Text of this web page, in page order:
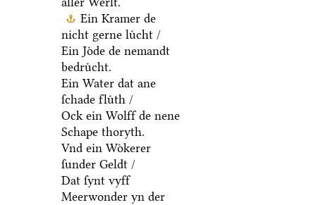
Ein Kramer de
nicht gerne luͤcht /
Ein Joͤde de nemandt
bedruͤcht.
Ein Water dat ane
ſchade fluͤth /
Ock ein Wolff de nene
Schape thoryth.
Vnd ein Woͤkerer
ſunder Geldt /
Dat ſynt vyff
Meerwonder yn der